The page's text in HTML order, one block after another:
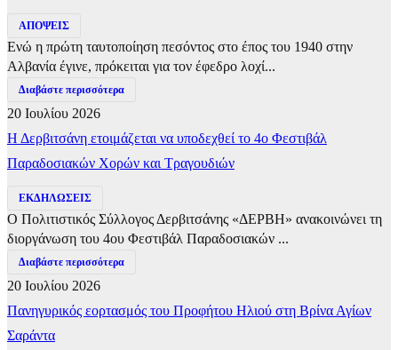
ΑΠΟΨΕΙΣ
Ενώ η πρώτη ταυτοποίηση πεσόντος στο έπος του 1940 στην
Αλβανία έγινε, πρόκειται για τον έφεδρο λοχί...
Διαβάστε περισσότερα
20 Ιουλίου 2026
Η Δερβιτσάνη ετοιμάζεται να υποδεχθεί το 4ο Φεστιβάλ
Παραδοσιακών Χορών και Τραγουδιών
ΕΚΔΗΛΩΣΕΙΣ
Ο Πολιτιστικός Σύλλογος Δερβιτσάνης «ΔΕΡΒΗ» ανακοινώνει τη
διοργάνωση του 4ου Φεστιβάλ Παραδοσιακών ...
Διαβάστε περισσότερα
20 Ιουλίου 2026
Πανηγυρικός εορτασμός του Προφήτου Ηλιού στη Βρίνα Αγίων
Σαράντα